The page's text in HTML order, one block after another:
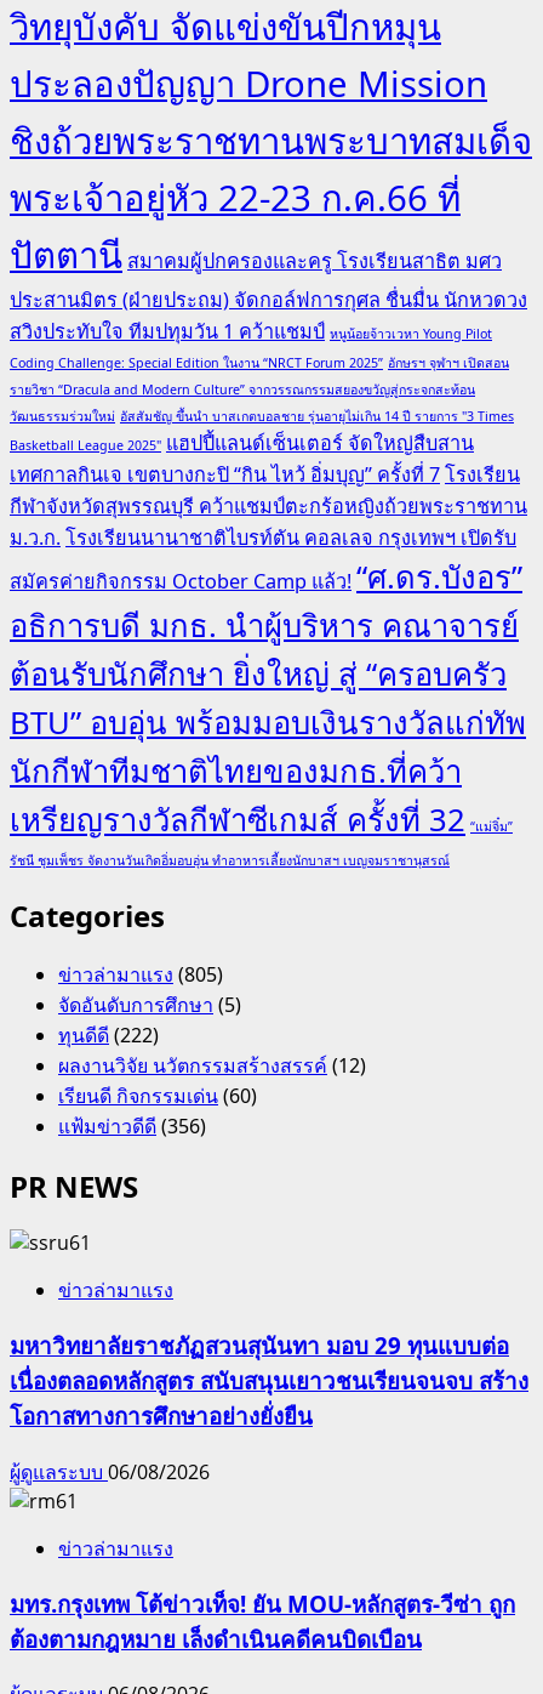
วิทยุบังคับ จัดแข่งขันปีกหมุน
ประลองปัญญา Drone Mission
ชิงถ้วยพระราชทานพระบาทสมเด็จ
พระเจ้าอยู่หัว 22-23 ก.ค.66 ที่
ปัตตานี สมาคมผู้ปกครองและครู โรงเรียนสาธิต มศว
ประสานมิตร (ฝ่ายประถม) จัดกอล์ฟการกุศล ชื่นมื่น นักหวดวง
สวิงประทับใจ ทีมปทุมวัน 1 คว้าแชมป์ หนูน้อยจ้าวเวหา Young Pilot
Coding Challenge: Special Edition ในงาน “NRCT Forum 2025” อักษรฯ จุฬาฯ เปิดสอน
รายวิชา “Dracula and Modern Culture” จากวรรณกรรมสยองขวัญสู่กระจกสะท้อน
วัฒนธรรมร่วมใหม่ อัสสัมชัญ ขึ้นนำ บาสเกตบอลชาย รุ่นอายุไม่เกิน 14 ปี รายการ "3 Times
Basketball League 2025" แฮปปี้แลนด์เซ็นเตอร์ จัดใหญ่สืบสาน
เทศกาลกินเจ เขตบางกะปิ “กิน ไหว้ อิ่มบุญ” ครั้งที่ 7โรงเรียน
กีฬาจังหวัดสุพรรณบุรี คว้าแชมป์ตะกร้อหญิงถ้วยพระราชทาน
ม.ว.ก.โรงเรียนนานาชาติไบรท์ตัน คอลเลจ กรุงเทพฯ เปิดรับ
สมัครค่ายกิจกรรม October Camp แล้ว!“ศ.ดร.บังอร”
อธิการบดี มกธ. นำผู้บริหาร คณาจารย์
ต้อนรับนักศึกษา ยิ่งใหญ่ สู่ “ครอบครัว
BTU” อบอุ่น พร้อมมอบเงินรางวัลแก่ทัพ
นักกีฬาทีมชาติไทยของมกธ.ที่คว้า
เหรียญรางวัลกีฬาซีเกมส์ ครั้งที่ 32 “แม่จิ๋ม”
รัชนี ชุมเพ็ชร จัดงานวันเกิดอิ่มอบอุ่น ทำอาหารเลี้ยงนักบาสฯ เบญจมราชานุสรณ์
Categories
ข่าวล่ามาแรง (805)
จัดอันดับการศึกษา (5)
ทุนดีดี(222)
ผลงานวิจัย นวัตกรรมสร้างสรรค์(12)
เรียนดี กิจกรรมเด่น(60)
แฟ้มข่าวดีดี(356)
PR NEWS
ข่าวล่ามาแรง
มหาวิทยาลัยราชภัฏสวนสุนันทา มอบ 29 ทุนแบบต่อ
เนื่องตลอดหลักสูตร สนับสนุนเยาวชนเรียนจนจบ สร้าง
โอกาสทางการศึกษาอย่างยั่งยืน
ผู้ดูแลระบบ 06/08/2026
ข่าวล่ามาแรง
มทร.กรุงเทพ โต้ข่าวเท็จ! ยัน MOU-หลักสูตร-วีซ่า ถูก
ต้องตามกฎหมาย เล็งดำเนินคดีคนบิดเบือน